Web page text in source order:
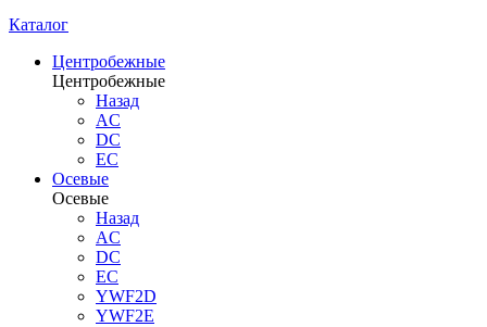
Каталог
Центробежные
Центробежные
Назад
AC
DC
EC
Осевые
Осевые
Назад
AC
DC
EC
YWF2D
YWF2E